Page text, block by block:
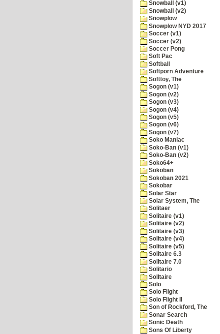
Snowball (v1)
Snowball (v2)
Snowplow
Snowplow NYD 2017
Soccer (v1)
Soccer (v2)
Soccer Pong
Soft Pac
Softball
Softporn Adventure
Softtoy, The
Sogon (v1)
Sogon (v2)
Sogon (v3)
Sogon (v4)
Sogon (v5)
Sogon (v6)
Sogon (v7)
Soko Maniac
Soko-Ban (v1)
Soko-Ban (v2)
Soko64+
Sokoban
Sokoban 2021
Sokobar
Solar Star
Solar System, The
Solitaer
Solitaire (v1)
Solitaire (v2)
Solitaire (v3)
Solitaire (v4)
Solitaire (v5)
Solitaire 6.3
Solitaire 7.0
Solitario
Solltaire
Solo
Solo Flight
Solo Flight II
Son of Rockford, The
Sonar Search
Sonic Death
Sons Of Liberty